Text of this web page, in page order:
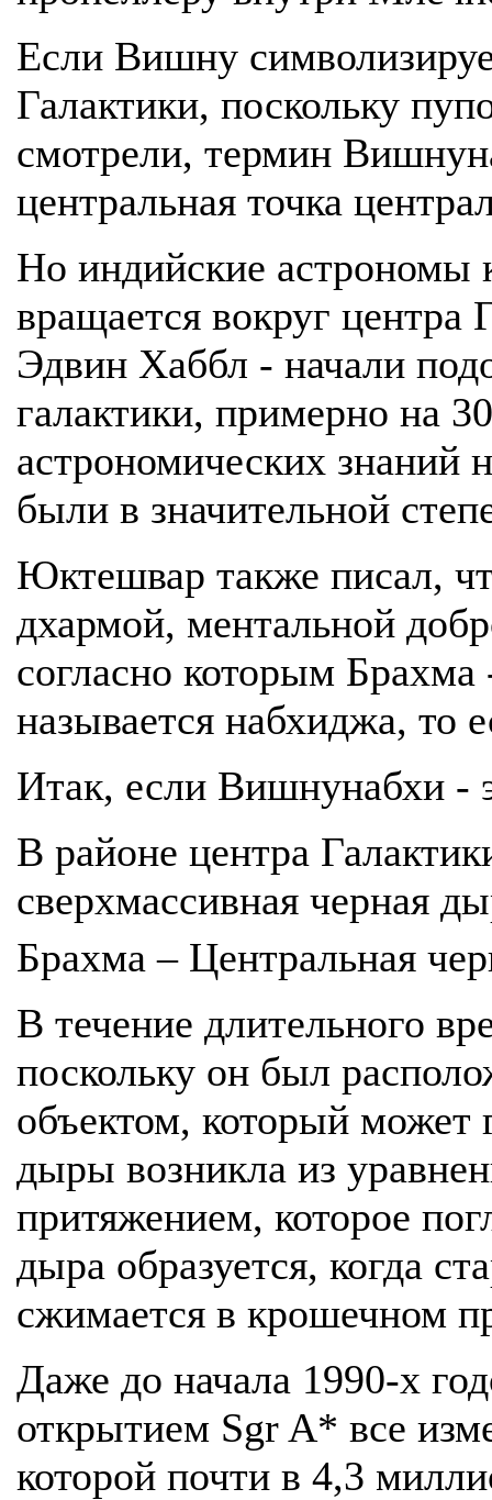
Если Вишну
Галактики, поскольку
смотрели, термин
центральная точка
Но индийские астрономы
вращается вокруг
Эдвин Хаббл - начали
галактики, примерно на
астрономических знаний
были в значительной
Юктешвар также писал,
дхармой, ментальной
согласно которым
называется набхиджа, то
Итак, если Вишнунабхи -
В районе центра
сверхмассивная черная
Брахма – Центральная
В течение длительного
поскольку он был
объектом, который может
дыры возникла из
притяжением, которое
дыра образуется, когда
сжимается в крошечном
Даже до начала 1990-х
открытием Sgr A* все
которой почти в 4,3